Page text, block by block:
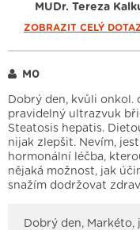
MUDr. Tereza
ZOBRAZIT CELÝ
M0
Dobrý den, kvůli onkol.
pravidelný ultrazvuk
Steatosis hepatis.
nijak zlepšit. Nevím,
hormonální léčba,
nějaká možnost, jak
snažím dodržovat
Dobrý den,